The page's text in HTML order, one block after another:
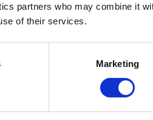
partners who may combine it
of their services.
Marketing